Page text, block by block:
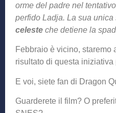
orme del padre nel
perfido Ladja. La sua unica
celeste che detiene la
Febbraio è vicino, staremo
risultato di questa iniziativa
E voi, siete fan di Dragon
Guarderete il film? O